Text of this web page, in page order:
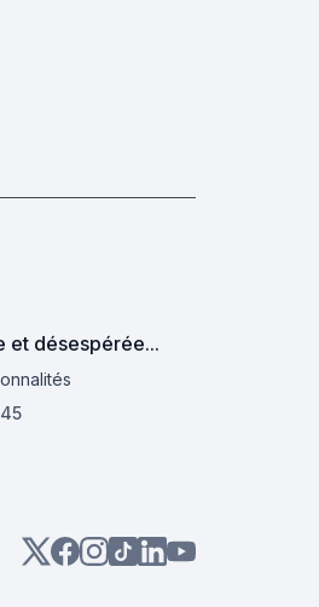
et désespérée...
45